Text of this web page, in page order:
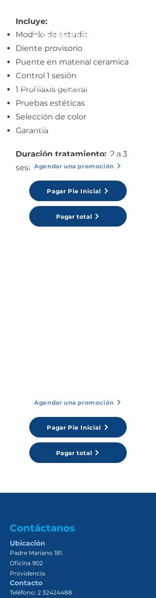
Incluye:
Modelo de estudio
Diente provisorio
Puente en material cerámica
Control 1 sesión
1 Profilaxis general
Pruebas estéticas
Selección de color
Garantía
Duración tratamiento: 2 a 3
sesiones durante 10 días.
🔹 Dientes anteriores:
Desde: $320.000
2 pagos $160.000
Puedes consultar por el método de pago
que más te acomode.
Formas de pago
(Webpay, Tarjeta Débito/Crédito,
Agendar una promoción
Pagar Pie Inicial
Pagar total
Agendar una promoción
Pagar Pie Inicial
Pagar total
Contáctanos
Ubicación
Padre Mariano 181.
Oficina 902
Providencia.
Contacto
Teléfono: 2 32424488